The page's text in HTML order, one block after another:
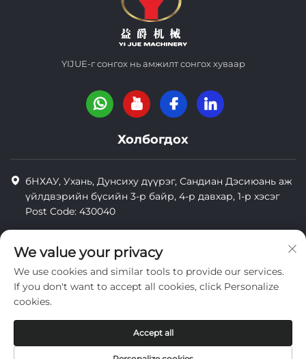
YIJUE-г сонгох нь амжилт сонгох хуваар
Холбогдох
бНХАУ, Ухань, Дунсиху дүүрэг, Сандиан Дэсиюань аж
үйлдвэрийн бүсийн 3-р байр, 4-р давхар, 1-р хэсэг
Post Code: 430040
8618971664820
[email protected]
Зохиогчийн эрх © Wuhan Yi Jue Tengda Machinery Co., LTD
нууцлал
We value your privacy
We use cookies and similar tools to provide our services.
If you don't want to accept all cookies, click Personalize
cookies.
Accept all